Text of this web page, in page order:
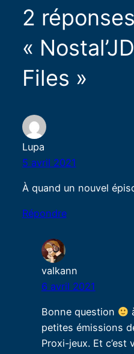
2
«
Files »
Lupa
5 avril 2021
À quand un nouvel
Répondre
valkann
6 avril 2021
Bonne question
petites émissions
Proxi-jeux. Et c’est